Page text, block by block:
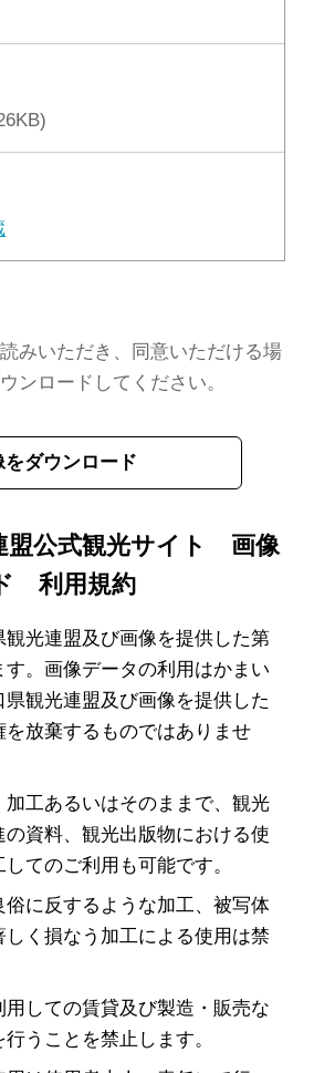
みいただき、同意いただける場
ンロードしてください。
をダウンロード
盟公式観光サイト 画像
利用規約
観光連盟及び画像を提供した第
。画像データの利用はかまい
県観光連盟及び画像を提供した
を放棄するものではありませ
加工あるいはそのままで、観光
資料、観光出版物における使
てのご利用も可能です。
俗に反するような加工、被写体
く損なう加工による使用は禁
しての賃貸及び製造・販売な
うことを禁止します。